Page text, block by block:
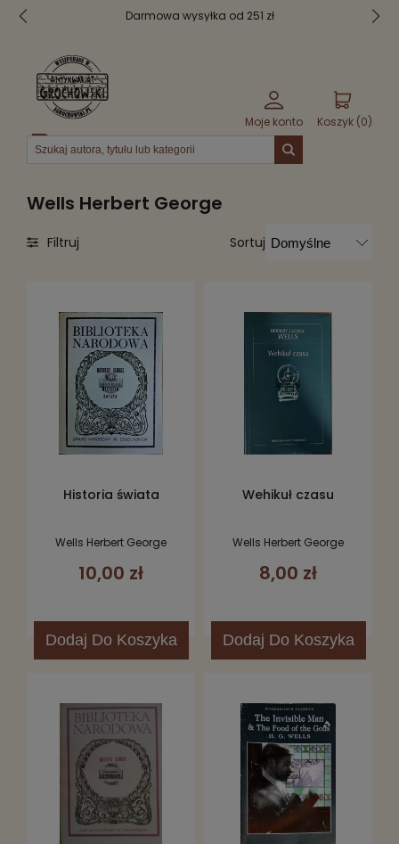
Darmowa wysyłka od 251 zł
Moje konto Koszyk (0)
Menu
Wells Herbert George
Sortuj
Filtruj
Historia świata
Wells Herbert George
10,00 zł
Dodaj Do Koszyka
Wehikuł czasu
Wells Herbert George
8,00 zł
Dodaj Do Koszyka